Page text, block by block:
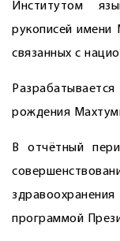
Институтом
рукописей имени
связанных с
рождения
В отчётный
программой